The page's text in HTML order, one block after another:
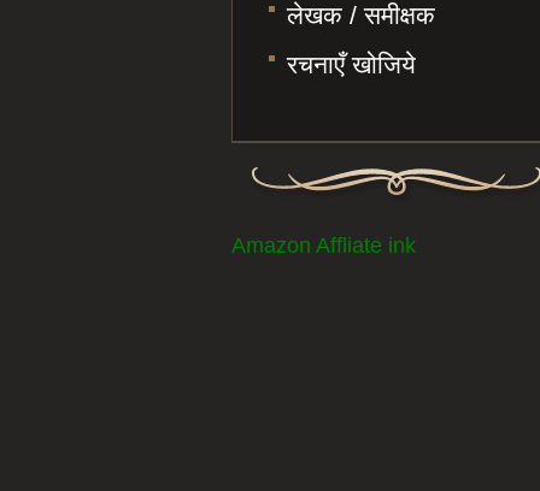
लेखक / समीक्षक
रचनाएँ खोजिये
Amazon Affliate ink